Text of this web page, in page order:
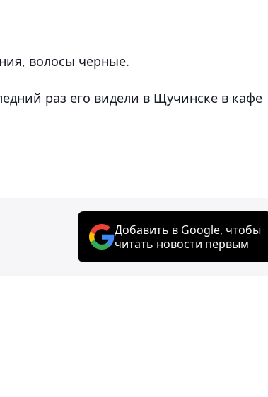
волосы черные.
раз его видели в Щучинске в кафе
Добавить в Google, чтобы
читать новости первым